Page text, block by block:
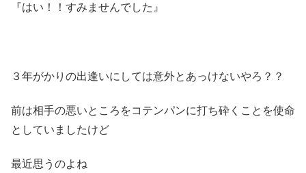
『はい！！すみませんでした』
３年がかりの出逢いにしては意外とあっけないやろ？？
前は相手の悪いところをコテンパンに打ち砕くことを使命
としていましたけど
最近思うのよね